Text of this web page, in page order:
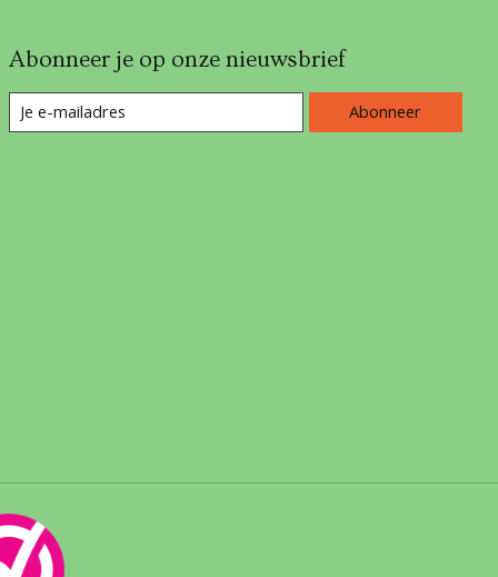
Abonneer je op onze nieuwsbrief
Abonneer